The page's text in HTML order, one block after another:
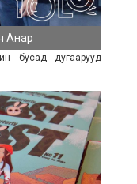
Анар
бусад дугаарууд